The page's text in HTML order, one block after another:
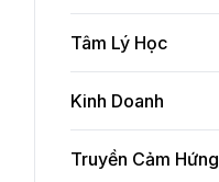
Tâm Lý Học
Kinh Doanh
Truyền Cảm Hứng